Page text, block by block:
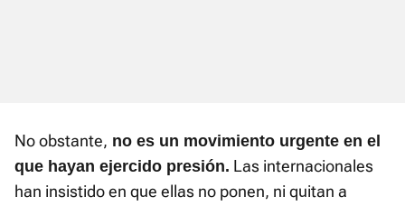
No obstante, no es un movimiento urgente en el
que hayan ejercido presión. Las internacionales
han insistido en que ellas no ponen, ni quitan a